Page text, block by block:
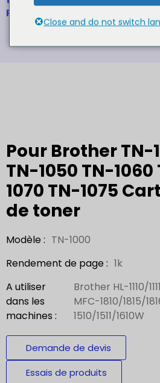
Pour Brother TN-1000 TN-
Pour Brother TN-
TN-1050 TN-1060
1070 TN-1075
de toner
Modèle : TN-1000
Rendement de page : 1k
A utiliser
dans les
machines :
Brother HL-1110/
MFC-1810/1815/
1510/1511/1610W
Demande de devis
Essais de produits
Close and do not switch